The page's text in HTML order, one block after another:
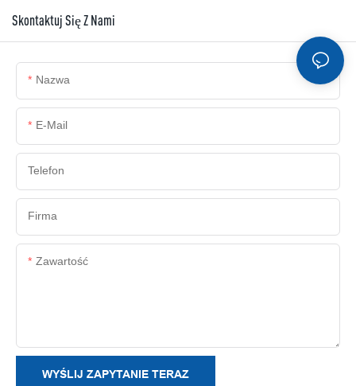
Skontaktuj Się Z Nami
Nazwa
E-Mail
Telefon
Firma
Zawartość
WYŚLIJ ZAPYTANIE TERAZ